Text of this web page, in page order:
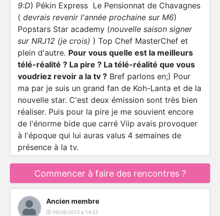
9:D) Pékin Express Le Pensionnat de Chavagnes
( devrais revenir l'année prochaine sur M6)
Popstars Star academy (nouvelle saison signer
sur NRJ12 (je crois) ) Top Chef MasterChef et
plein d'autre. Pour vous quelle est la meilleurs
télé-réalité ? La pire ? La télé-réalité que vous
voudriez revoir a la tv ? Bref parlons en;) Pour
ma par je suis un grand fan de Koh-Lanta et de la
nouvelle star. C'est deux émission sont très bien
réaliser. Puis pour la pire je me souvient encore
de l'énorme bide que carré Viip avais provoquer
à l'époque qui lui auras valus 4 semaines de
présence à la tv.
Commencer à faire des rencontres ?
Ancien membre
09/06/2013 à 14:52